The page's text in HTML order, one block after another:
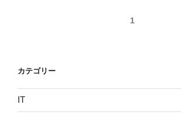
ビ
ー
1
カテゴリー
IT